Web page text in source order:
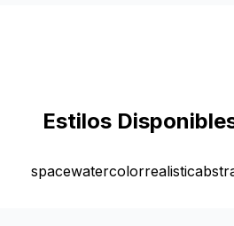
Estilos
spacewatercolorrealistic